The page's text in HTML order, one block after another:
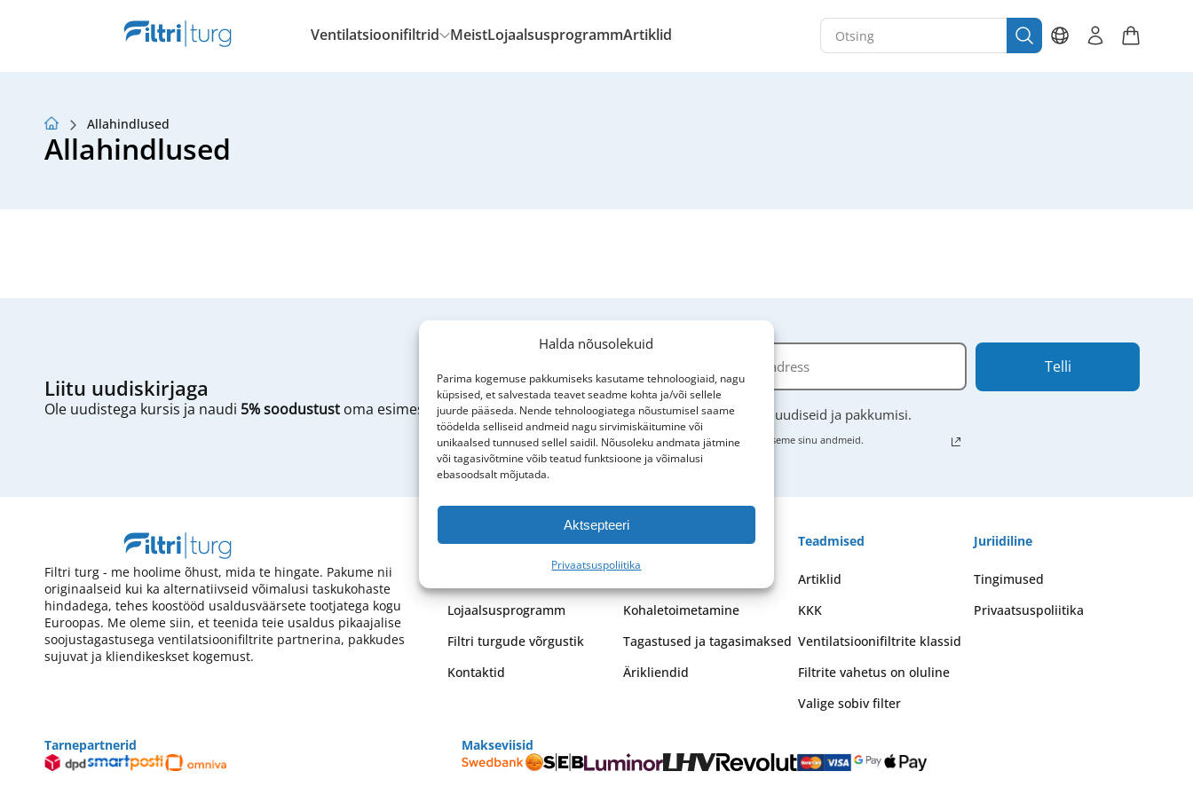
Halda nõusolekuid
Parima kogemuse pakkumiseks kasutame tehnoloogiaid, nagu
küpsised, et salvestada teavet seadme kohta ja/või sellele
juurde pääseda. Nende tehnoloogiatega nõustumisel saame
töödelda selliseid andmeid nagu sirvimiskäitumine või
unikaalsed tunnused sellel saidil. Nõusoleku andmata jätmine
või tagasivõtmine võib teatud funktsioone ja võimalusi
ebasoodsalt mõjutada.
Aktsepteeri
Privaatsuspoliitika
Ventilatsioonifiltrid MeistLojaalsusprogrammArtiklid
Lojaalsusprogramm
Allahindlused
Allahindlused
Liitu uudiskirjaga
Ole uudistega kursis ja naudi 5% soodustust oma esimeselt tellimuselt. Jah, ma soovin saada uudiseid ja pakkumisi.
Austame sinu privaatsust ja kaitseme sinu andmeid.
Telli
Filtri turg - me hoolime õhust, mida te hingate. Pakume nii
originaalseid kui ka alternatiivseid võimalusi taskukohaste
hindadega, tehes koostööd usaldusväärsete tootjatega kogu
Euroopas. Me oleme siin, et teenida teie usaldus pikaajalise
soojustagastusega ventilatsioonifiltrite partnerina, pakkudes
sujuvat ja kliendikeskset kogemust.
Ettevõte
Lojaalsusprogramm
Filtri turgude võrgustik
Kontaktid
Klienditeenindus
Kohaletoimetamine
Tagastused ja tagasimaksed
Ärikliendid
Teadmised
Artiklid
KKK
Ventilatsioonifiltrite klassid
Filtrite vahetus on oluline
Valige sobiv filter
Juriidiline
Tingimused
Privaatsuspoliitika
Tarnepartnerid Makseviisid